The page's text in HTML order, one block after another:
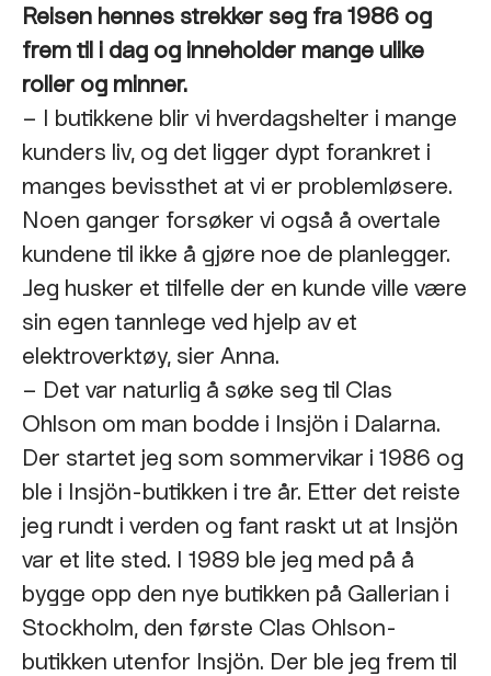
Reisen hennes strekker seg fra 1986 og
frem til i dag og inneholder mange ulike
roller og minner.
– I butikkene blir vi hverdagshelter i mange
kunders liv, og det ligger dypt forankret i
manges bevissthet at vi er problemløsere.
Noen ganger forsøker vi også å overtale
kundene til ikke å gjøre noe de planlegger.
Jeg husker et tilfelle der en kunde ville være
sin egen tannlege ved hjelp av et
elektroverktøy, sier Anna.
– Det var naturlig å søke seg til Clas
Ohlson om man bodde i Insjön i Dalarna.
Der startet jeg som sommervikar i 1986 og
ble i Insjön-butikken i tre år. Etter det reiste
jeg rundt i verden og fant raskt ut at Insjön
var et lite sted. I 1989 ble jeg med på å
bygge opp den nye butikken på Gallerian i
Stockholm, den første Clas Ohlson-
butikken utenfor Insjön. Der ble jeg frem til